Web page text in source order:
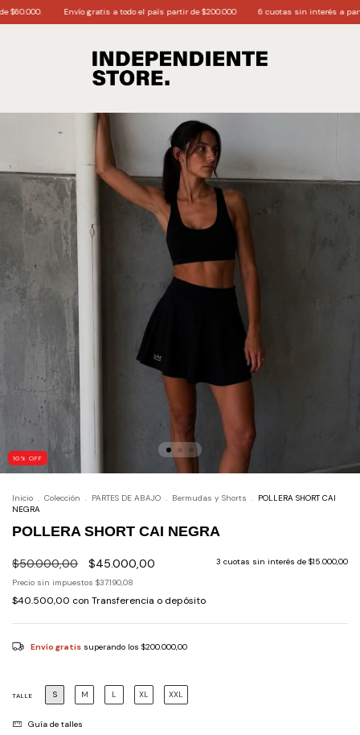
Envío gratis a todo el país partir de $200.000 6 cuotas sin interés a partir de
10 % OFF
Inicio . Colección . PARTES DE ABAJO . Bermudas y Shorts . POLLERA SHORT CAI
NEGRA
POLLERA SHORT CAI NEGRA
$50.000,00 $45.000,00 3 cuotas sin interés de $15.000,00
Precio sin impuestos $37.190,08
$40.500,00 con Transferencia o depósito
Envío gratis superando los $200.000,00
TALLE S M L XL XXL
Guía de talles